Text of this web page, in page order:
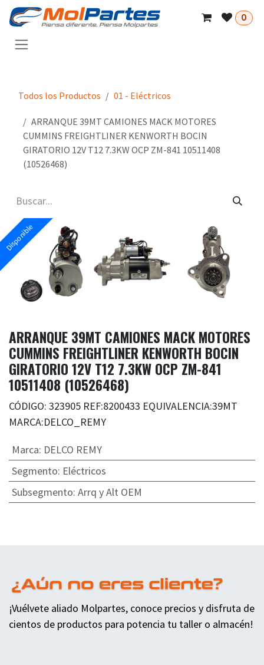
Ir al contenido
0
Todos los Productos 01 - Eléctricos
ARRANQUE 39MT CAMIONES MACK MOTORES
CUMMINS FREIGHTLINER KENWORTH BOCIN
GIRATORIO 12V T12 7.3KW OCP ZM-841 10511408
(10526468)
Disponible
ARRANQUE 39MT CAMIONES MACK MOTORES
CUMMINS FREIGHTLINER KENWORTH BOCIN
GIRATORIO 12V T12 7.3KW OCP ZM-841
10511408 (10526468)
CÓDIGO: 323905 REF:8200433 EQUIVALENCIA:39MT
MARCA:DELCO_REMY
Marca: DELCO REMY
Segmento: Eléctricos
Subsegmento: Arrq y Alt OEM
¡Vuélvete aliado Molpartes, conoce precios y disfruta de
cientos de productos para potencia tu taller o almacén!